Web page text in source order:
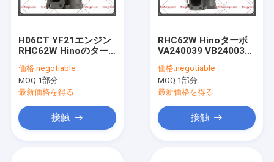
H06CT YF21エンジン
RHC62W Hinoのター
VI240042 VA240041
VB240041 VC240041
VG240041 24100-
価格:negotiable
MOQ:1部分
最新価格を得る
接触
RHC62W Hinoターボ
VA240039 VB240039
241002203A 6T574
C61CAD-S0039B
H07C-Tエンジン
価格:negotiable
MOQ:1部分
最新価格を得る
接触